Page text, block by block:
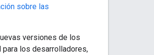
sobre las
versiones de los
los desarrolladores,